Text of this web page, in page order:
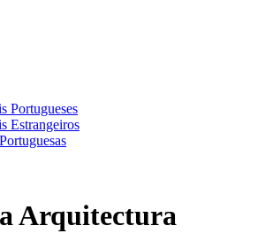
Portugueses
Estrangeiros
Arquitectura